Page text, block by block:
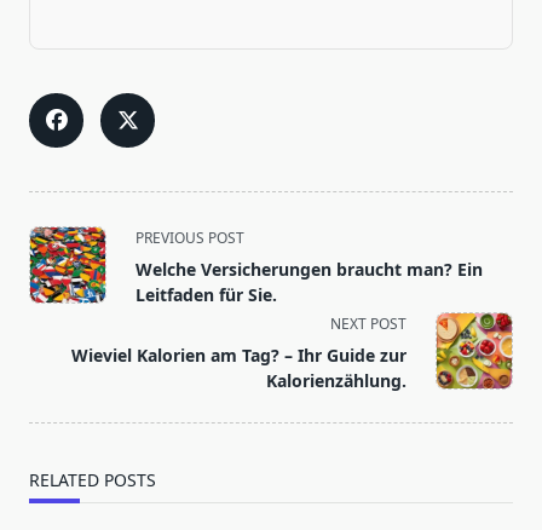
<span
class="nav-
subtitle
reader-
PREVIOUS POST
Welche Versicherungen braucht man? Ein
Leitfaden für Sie.
NEXT POST
Wieviel Kalorien am Tag? – Ihr Guide zur
Kalorienzählung.
RELATED POSTS